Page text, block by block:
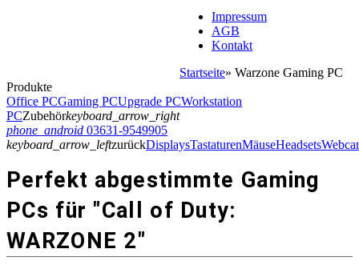
Impressum
AGB
Kontakt
Startseite» Warzone Gaming PC
Produkte
Office PCGaming PCUpgrade PCWorkstation
PCZubehörkeyboard_arrow_right
phone_android 03631-9549905
keyboard_arrow_leftzurückDisplaysTastaturenMäuseHeadsets
Perfekt abgestimmte Gaming
PCs für "Call of Duty:
WARZONE 2"